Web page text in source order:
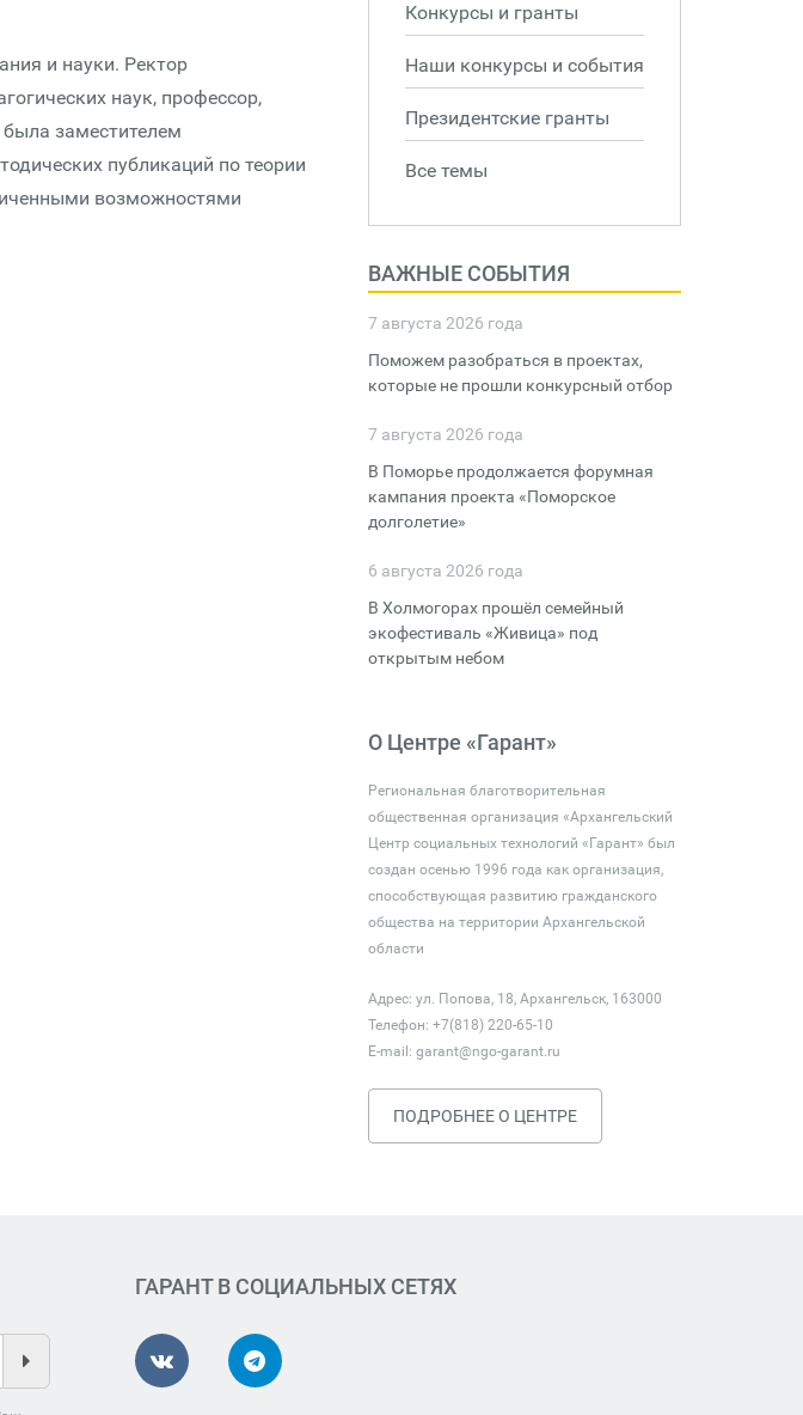
и науки. Ректор
наук, профессор,
заместителем
публикаций по теории
возможностями
Конкурсы и гранты
Наши конкурсы и события
Президентские гранты
Все темы
ВАЖНЫЕ СОБЫТИЯ
7 августа 2026 года
Поможем разобраться в проектах,
которые не прошли конкурсный отбор
7 августа 2026 года
В Поморье продолжается форумная
кампания проекта «Поморское
долголетие»
6 августа 2026 года
В Холмогорах прошёл семейный
экофестиваль «Живица» под
открытым небом
О Центре «Гарант»
Региональная благотворительная
общественная организация «Архангельский
Центр социальных технологий «Гарант» был
создан осенью 1996 года как организация,
способствующая развитию гражданского
общества на территории Архангельской
области
Адрес: ул. Попова, 18, Архангельск, 163000
Телефон: +7(818) 220-65-10
E-mail: garant@ngo-garant.ru
ПОДРОБНЕЕ О ЦЕНТРЕ
ГАРАНТ В СОЦИАЛЬНЫХ СЕТЯХ